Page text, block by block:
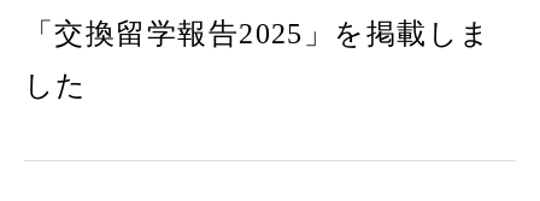
「交換留学報告2025」を掲載しま
した